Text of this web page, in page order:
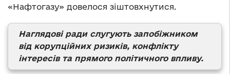
«Нафтогазу» довелося зіштовхнутися.
Наглядові ради слугують запобіжником
від корупційних ризиків, конфлікту
інтересів та прямого політичного впливу.